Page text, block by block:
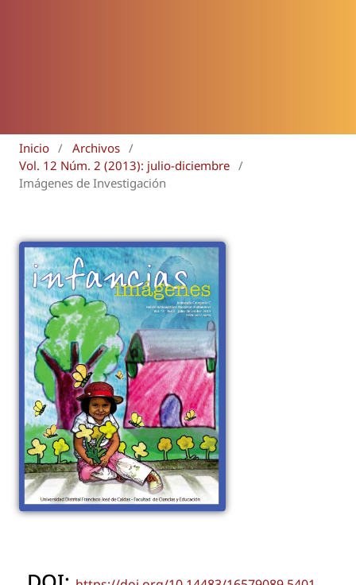
Inicio / Archivos /
Vol. 12 Núm. 2 (2013): julio-diciembre /
Imágenes de Investigación